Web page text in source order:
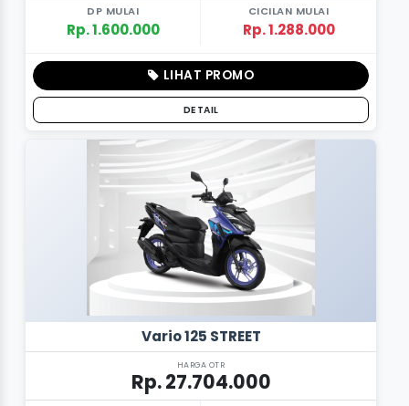
DP MULAI
Rp. 1.600.000
CICILAN MULAI
Rp. 1.288.000
LIHAT PROMO
DETAIL
Vario 125 STREET
HARGA OTR
Rp. 27.704.000